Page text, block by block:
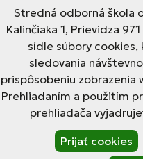
Stredná odborná škola
Kalinčiaka 1, Prievidza
sídle súbory
sledovania
prispôsobeniu zobrazenia
Prehliadaním a použitím
prehliadača
Prijať cookies